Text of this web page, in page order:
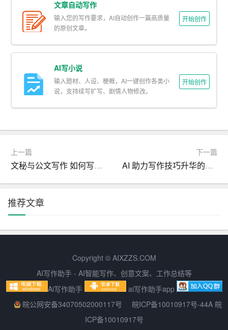
在收集到足够的资料和素材后，接下来要确定讲话稿的结
构和内容。一般来说，一篇大型活动的领导讲话稿可以分
为以下几个部分：
1. 开头：简要介绍活动的背景、意义和目的，引出讲话主
2. 主体：阐述活动的重点内容、目标和任务，分析现状和
问题，提出对策和建议。
3. 结尾：对活动的期望和祝福，以及对参与者的鼓励和号
四、注重语言表达和修辞手法
领导讲话稿的语言表达要简洁明了，富有感染力。在撰写
过程中，可以适当运用一些修辞手法，如对比、排比、设
问、引用等，以增强讲话稿的表现力和吸引力。同时，要
注意措辞得体，尊重参与者，避免使用过于生硬或夸张的
五、反复修改和润色
一篇优秀的领导讲话稿往往需要经过多次修改和润色。在
初稿完成后，要征求他人的意见和建议，进行反复修改。
在修改过程中，要注意保持讲话稿的逻辑性和连贯性，确
文章自动写作
输入您的写作要求，AI自动创作一篇高质量
的原创文章。
开始创作
AI写小说
输入题材、人设、梗概，AI一键创作各类小
说，支持续写扩写、剧情人物修改。
开始创作
上一篇
文秘与公文写作 如何写出高质量的文秘工作和公文
下一篇
AI 助力写作技巧升华的艺术
推荐文章
Copyright © AIXZZS.COM
AI写作助手 - AI智能写作、创意文案、工作总结等
Ai写作助手
ai写作助手app
皖公网安备34070502000117号
皖ICP备10010917号-44A 皖
ICP备10010917号